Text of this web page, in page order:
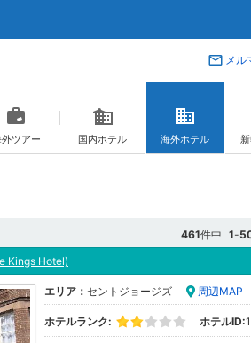
メル
ツアー 国内ホテル 海外ホテル
461件中 1-
Kings Hotel)
エリア： セントジョージズ 周辺MAP
ホテルランク: ホテルID: